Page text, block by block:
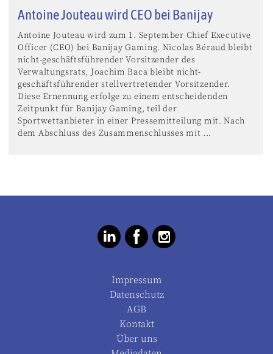
Antoine Jouteau wird CEO bei Banijay
Antoine Jouteau wird zum 1. September Chief Executive
Officer (CEO) bei Banijay Gaming. Nicolas Béraud bleibt
nicht-geschäftsführender Vorsitzender des
Verwaltungsrats, Joachim Baca bleibt nicht-
geschäftsführender stellvertretender Vorsitzender.
Diese Ernennung erfolge zu einem entscheidenden
Zeitpunkt für Banijay Gaming, teil der
Sportwettanbieter in einer Pressemitteilung mit. Nach
dem Abschluss des Zusammenschlusses mit ...
Impressum
Datenschutz
AGB
Kontakt
Über uns